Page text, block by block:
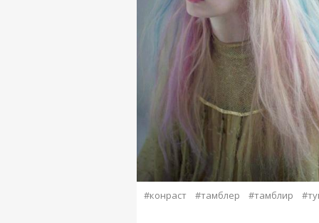
#конраст #тамблер #тамблир